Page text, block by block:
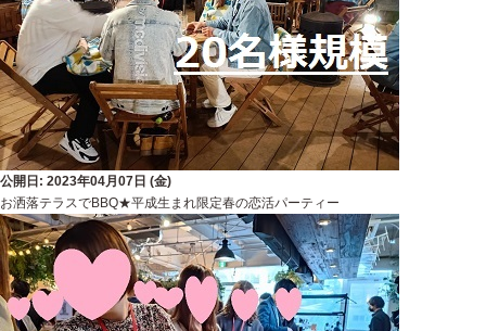
公開日: 2023年04月07日 (金)
お洒落テラスでBBQ★平成生まれ限定春の恋活パーティー